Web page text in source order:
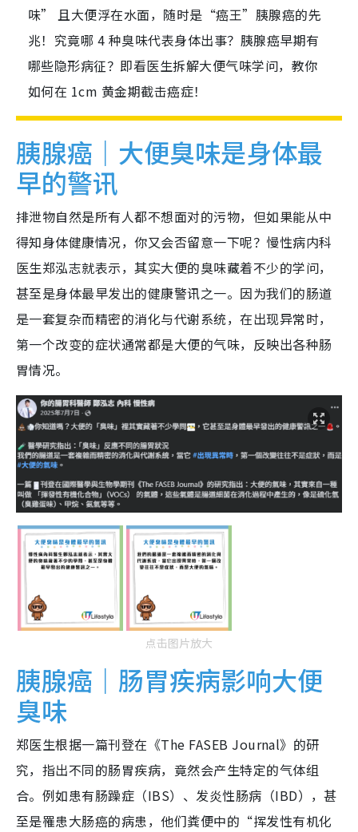
味” 且大便浮在水面，随时是“癌王”胰腺癌的先
兆！究竟哪 4 种臭味代表身体出事？胰腺癌早期有
哪些隐形病征？即看医生拆解大便气味学问，教你
如何在 1cm 黄金期截击癌症！
胰腺癌｜大便臭味是身体最
早的警讯
排泄物自然是所有人都不想面对的污物，但如果能从中
得知身体健康情况，你又会否留意一下呢？慢性病内科
医生郑泓志就表示，其实大便的臭味藏着不少的学问，
甚至是身体最早发出的健康警讯之一。因为我们的肠道
是一套复杂而精密的消化与代谢系统，在出现异常时，
第一个改变的症状通常都是大便的气味，反映出各种肠
胃情况。
点击图片放大
胰腺癌｜肠胃疾病影响大便
臭味
郑医生根据一篇刊登在《The FASEB Journal》的研
究，指出不同的肠胃疾病，竟然会产生特定的气体组
合。例如患有肠躁症（IBS）、发炎性肠病（IBD），甚
至是罹患大肠癌的病患，他们粪便中的“挥发性有机化